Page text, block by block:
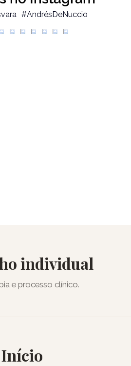
#AndrésDeNuccio
individual
e processo clínico.
Início